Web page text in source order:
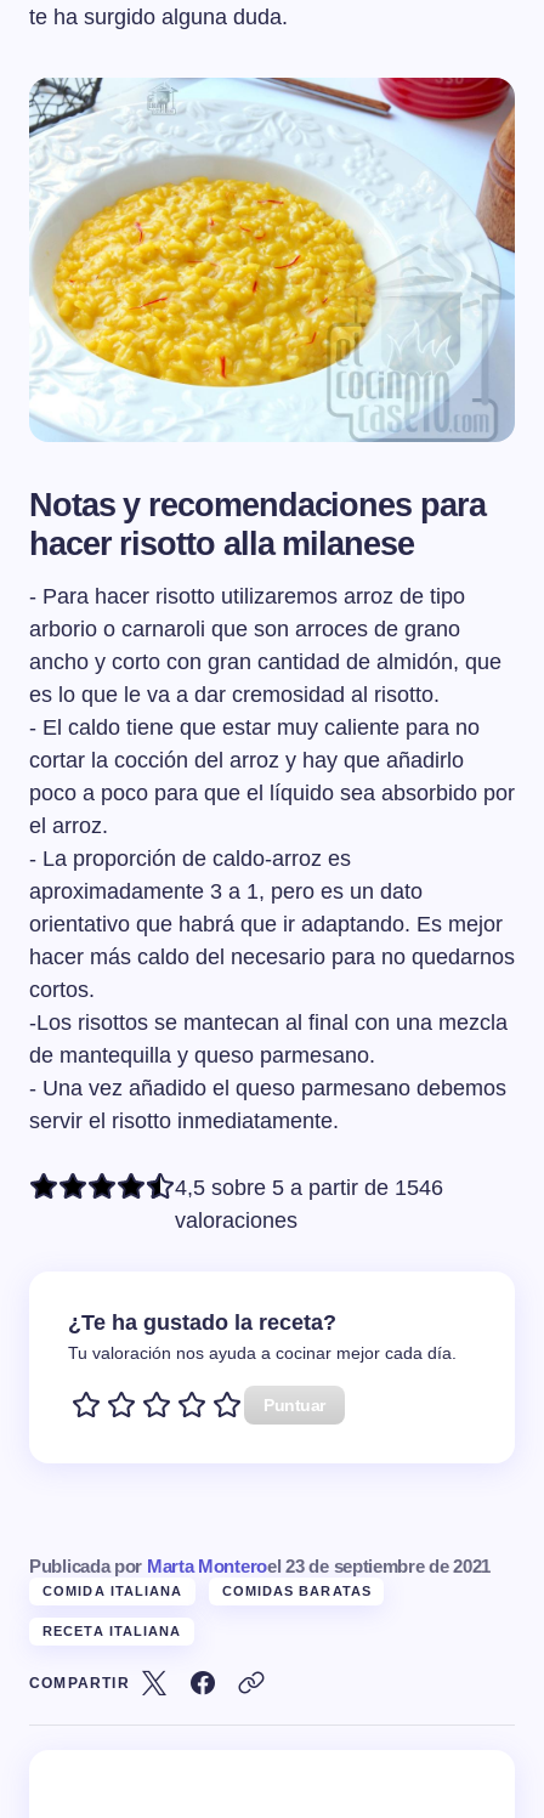
te ha surgido alguna duda.
Notas y recomendaciones para
hacer risotto alla milanese
- Para hacer risotto utilizaremos arroz de tipo
arborio o carnaroli que son arroces de grano
ancho y corto con gran cantidad de almidón, que
es lo que le va a dar cremosidad al risotto.
- El caldo tiene que estar muy caliente para no
cortar la cocción del arroz y hay que añadirlo
poco a poco para que el líquido sea absorbido por
el arroz.
- La proporción de caldo-arroz es
aproximadamente 3 a 1, pero es un dato
orientativo que habrá que ir adaptando. Es mejor
hacer más caldo del necesario para no quedarnos
cortos.
-Los risottos se mantecan al final con una mezcla
de mantequilla y queso parmesano.
- Una vez añadido el queso parmesano debemos
servir el risotto inmediatamente.
4,5 sobre 5 a partir de 1546
valoraciones
¿Te ha gustado la receta?
Tu valoración nos ayuda a cocinar mejor cada día.
Puntuar
Publicada por Marta Monteroel 23 de septiembre de 2021
COMIDA ITALIANA COMIDAS BARATAS
RECETA ITALIANA
COMPARTIR